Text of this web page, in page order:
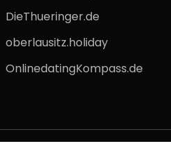
DieThueringer.de
oberlausitz.holiday
OnlinedatingKompass.de